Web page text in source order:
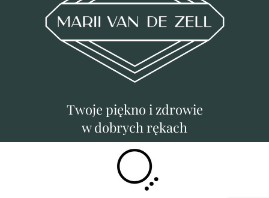
Twoje piękno i zdrowie
w dobrych rękach